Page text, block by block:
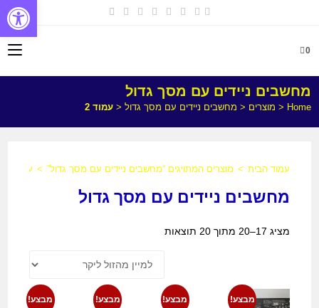
0
מחשבים ניידים עם מסך גדול
Home
< מוצרים < מחשבים ניידים עם מסך גדול <עמוד 2
עמוד הבית > מוצרים המתויגים “מחשבים ניידים עם מסך גדול” > עמוד 2
מחשבים ניידים עם מסך גדול
מציג 17–20 מתוך 20 תוצאות
מבצע! מבצע! מבצע! מבצע!